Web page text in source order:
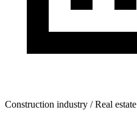
Construction industry / Real estate